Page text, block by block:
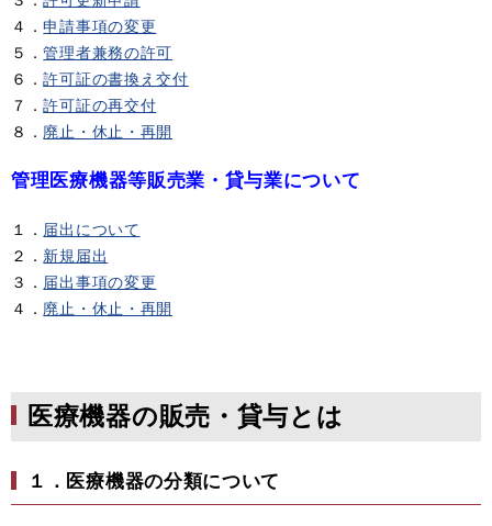
４．申請事項の変更
５．管理者兼務の許可
６．許可証の書換え交付
７．許可証の再交付
８． 廃止・休止・再開
管理医療機器等販売業・貸与業について
１． 届出について
２． 新規届出
３． 届出事項の変更
４． 廃止・休止・再開
医療機器の販売・貸与とは
１．医療機器の分類について